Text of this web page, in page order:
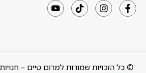
© כל הזכויות שמורות למרום טיים –